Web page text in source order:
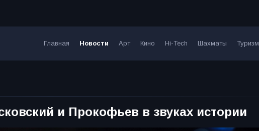
Главная Новости Арт Кино Hi-Tech Шахматы Туризм
и Прокофьев в звуках истории